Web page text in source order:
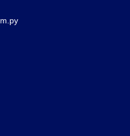
aplicación
Se